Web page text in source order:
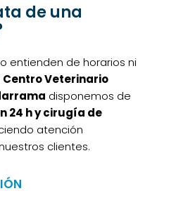
de una
entienden de horarios ni
Centro Veterinario
disponemos de
24 h y cirugía de
atención
clientes.